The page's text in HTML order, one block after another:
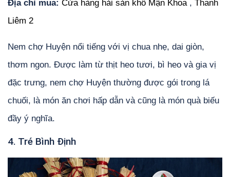
Địa chỉ mua: Cửa hàng hải sản khô Mận Khoa, Thanh
Liêm 2
Nem chợ Huyện nổi tiếng với vị chua nhẹ, dai giòn,
thơm ngon. Được làm từ thịt heo tươi, bì heo và gia vị
đặc trưng, nem chợ Huyện thường được gói trong lá
chuối, là món ăn chơi hấp dẫn và cũng là món quà biếu
đầy ý nghĩa.
4. Tré Bình Định